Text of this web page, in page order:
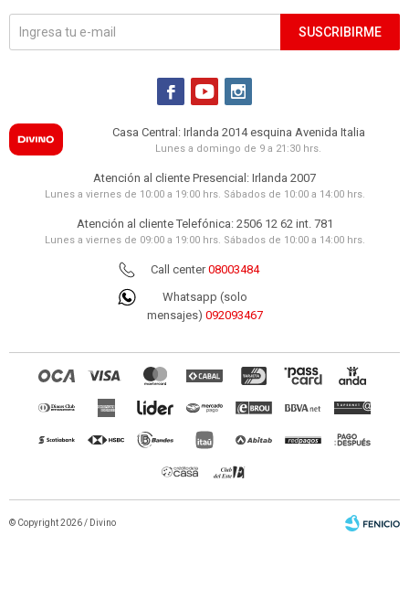
SUSCRIBIRME
  
Casa Central: Irlanda 2014 esquina Avenida Italia
Lunes a domingo de 9 a 21:30 hrs.
Atención al cliente Presencial: Irlanda 2007
Lunes a viernes de 10:00 a 19:00 hrs. Sábados de 10:00 a 14:00 hrs.
Atención al cliente Telefónica: 2506 12 62 int. 781
Lunes a viernes de 09:00 a 19:00 hrs. Sábados de 10:00 a 14:00 hrs.
Call center08003484
Whatsapp (solo
mensajes) 092093467
© Copyright 2026 / Divino